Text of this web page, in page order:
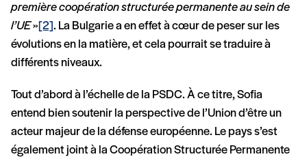
première coopération structurée permanente au sein de
l’UE»[2]. La Bulgarie a en effet à cœur de peser sur les
évolutions en la matière, et cela pourrait se traduire à
différents niveaux.
Tout d’abord à l’échelle de la PSDC. À ce titre, Sofia
entend bien soutenir la perspective de l’Union d’être un
acteur majeur de la défense européenne. Le pays s’est
également joint à la Coopération Structurée Permanente